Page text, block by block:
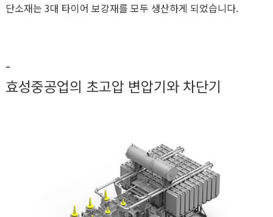
단소재는 3대 타이어 보강재를 모두 생산하게 되었습니다.
-
효성중공업의 초고압 변압기와 차단기